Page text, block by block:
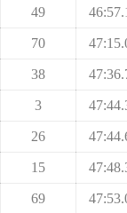
49
70
38
3
26
15
69